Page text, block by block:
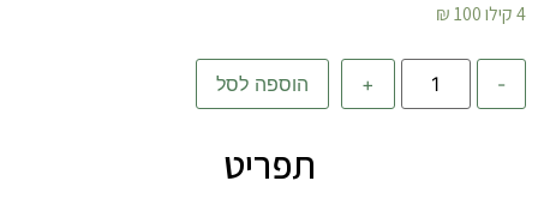
4 קילו 100 ₪
-
+ הוספה לסל
תפריט